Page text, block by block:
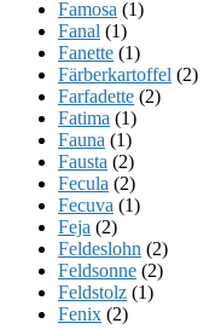
Famosa (1)
Fanal (1)
Fanette (1)
Färberkartoffel (2)
Farfadette (2)
Fatima (1)
Fauna (1)
Fausta (2)
Fecula (2)
Fecuva (1)
Feja (2)
Feldeslohn (2)
Feldsonne (2)
Feldstolz (1)
Fenix (2)